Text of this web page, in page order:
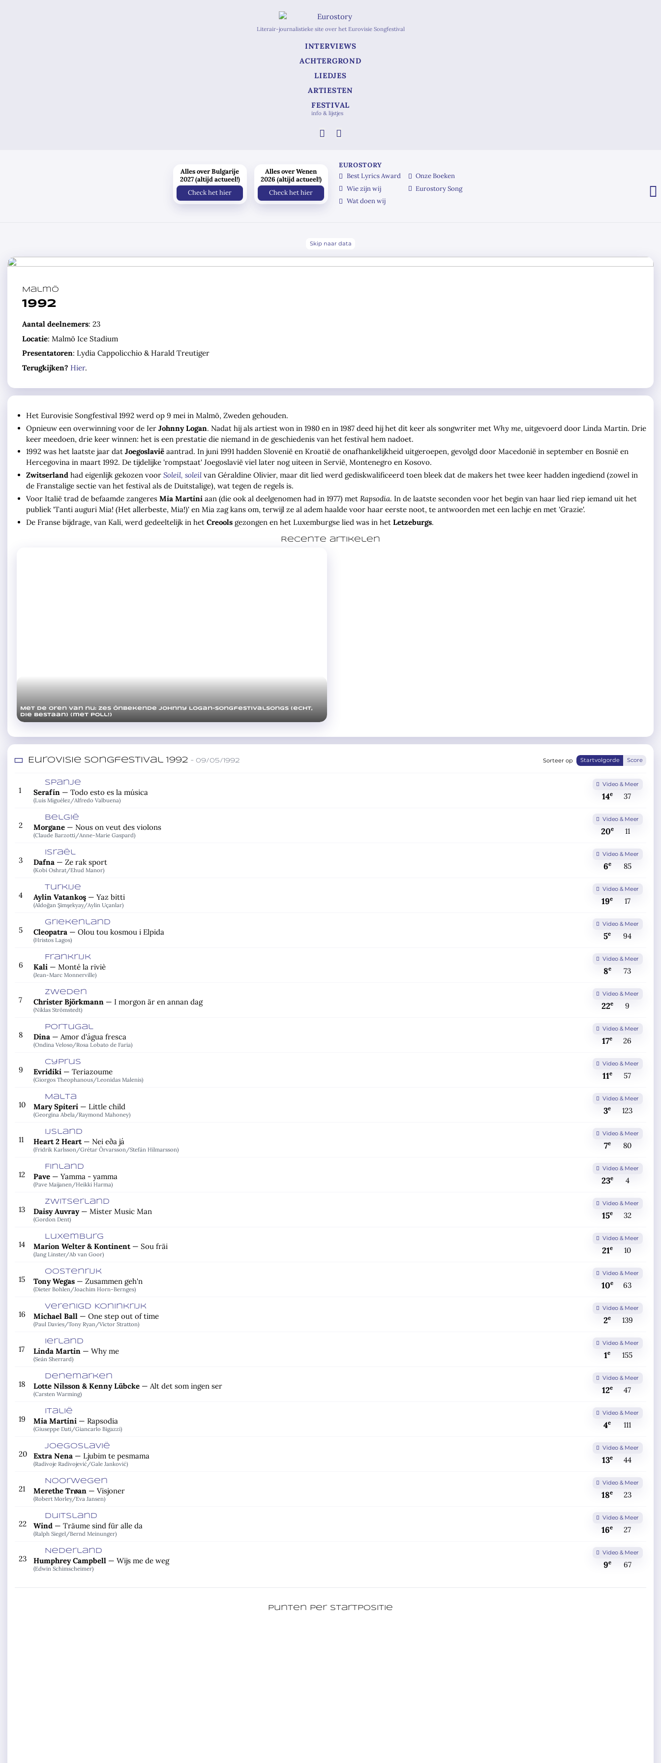
Literair-journalistieke site over het Eurovisie Songfestival
INTERVIEWS
ACHTERGROND
LIEDJES
ARTIESTEN
FESTIVAL
info & lijstjes
Skip naar data
Malmö
1992
Aantal deelnemers: 23
Locatie: Malmö Ice Stadium
Presentatoren: Lydia Cappolicchio & Harald Treutiger
Terugkijken? Hier.
Het Eurovisie Songfestival 1992 werd op 9 mei in Malmö, Zweden gehouden.
Opnieuw een overwinning voor de Ier Johnny Logan. Nadat hij als artiest won in 1980 en in 1987 deed hij het dit keer als songwriter met Why me, uitgevoerd door Linda Martin. Drie
keer meedoen, drie keer winnen: het is een prestatie die niemand in de geschiedenis van het festival hem nadoet.
1992 was het laatste jaar dat Joegoslaviëaantrad. In juni 1991 hadden Slovenië en Kroatië de onafhankelijkheid uitgeroepen, gevolgd door Macedonië in september en Bosnië en
Hercegovina in maart 1992. De tijdelijke 'rompstaat' Joegoslavië viel later nog uiteen in Servië, Montenegro en Kosovo.
Zwitserlandhad eigenlijk gekozen voor Soleil, soleilvan Géraldine Olivier, maar dit lied werd gediskwalificeerd toen bleek dat de makers het twee keer hadden ingediend (zowel in
de Franstalige sectie van het festival als de Duitstalige), wat tegen de regels is.
Voor Italië trad de befaamde zangeres Mia Martini aan (die ook al deelgenomen had in 1977) met Rapsodia. In de laatste seconden voor het begin van haar lied riep iemand uit het
publiek 'Tanti auguri Mia! (Het allerbeste, Mia!)' en Mia zag kans om, terwijl ze al adem haalde voor haar eerste noot, te antwoorden met een lachje en met 'Grazie'.
De Franse bijdrage, van Kali, werd gedeeltelijk in het Creoolsgezongen en het Luxemburgse lied was in het Letzeburgs.
Recente artikelen
Met de oren van nu: zes ónbekende Johnny Logan-songfestivalsongs (echt,
die bestaan) (met poll!)
Eurovisie Songfestival 1992 – 09/05/1992 Sorteer op Startvolgorde Score
1
Spanje
Serafín — Todo esto es la música
(Luis Miguélez/Alfredo Valbuena)
Video & Meer
14e 37
2
België
Morgane— Nous on veut des violons
(Claude Barzotti/Anne-Marie Gaspard)
Video & Meer
20e 11
3
Israël
Dafna — Ze rak sport
(Kobi Oshrat/Ehud Manor)
Video & Meer
6e 85
4
Turkije
Aylin Vatankoş— Yaz bitti
(Aldoğan Şimşekyay/Aylin Uçanlar)
Video & Meer
19e 17
5
Griekenland
Cleopatra — Olou tou kosmou i Elpida
(Hristos Lagos)
Video & Meer
5e 94
6
Frankrijk
Kali — Monté la riviè
(Jean-Marc Monnerville)
Video & Meer
8e 73
7
Zweden
Christer Björkmann — I morgon är en annan dag
(Niklas Strömstedt)
Video & Meer
22e 9
8
Portugal
Dina — Amor d'água fresca
(Ondina Veloso/Rosa Lobato de Faria)
Video & Meer
17e 26
9
Cyprus
Evridiki — Teriazoume
(Giorgos Theophanous/Leonidas Malenis)
Video & Meer
11e 57
10
Malta
Mary Spiteri — Little child
(Georgina Abela/Raymond Mahoney)
Video & Meer
3e 123
11
IJsland
Heart 2 Heart— Nei eða já
(Fridrik Karlsson/Grétar Örvarsson/Stefán Hilmarsson)
Video & Meer
7e 80
12
Finland
Pave— Yamma - yamma
(Pave Maijanen/Heikki Harma)
Video & Meer
23e 4
13
Zwitserland
Daisy Auvray— Mister Music Man
(Gordon Dent)
Video & Meer
15e 32
14
Luxemburg
Marion Welter & Kontinent— Sou fräi
(Jang Linster/Ab van Goor)
Video & Meer
21e 10
15
Oostenrijk
Tony Wegas— Zusammen geh'n
(Dieter Bohlen/Joachim Horn-Bernges)
Video & Meer
10e 63
16
Verenigd Koninkrijk
Michael Ball — One step out of time
(Paul Davies/Tony Ryan/Victor Stratton)
Video & Meer
2e 139
17
Ierland
Linda Martin — Why me
(Seán Sherrard)
Video & Meer
1e 155
18
Denemarken
Lotte Nilsson & Kenny Lübcke— Alt det som ingen ser
(Carsten Warming)
Video & Meer
12e 47
19
Italië
Mia Martini — Rapsodia
(Giuseppe Dati/Giancarlo Bigazzi)
Video & Meer
4e 111
20
Joegoslavië
Extra Nena — Ljubim te pesmama
(Radivoje Radivojević/Gale Janković)
Video & Meer
13e 44
21
Noorwegen
Merethe Trøan — Visjoner
(Robert Morley/Eva Jansen)
Video & Meer
18e 23
22
Duitsland
Wind — Träume sind für alle da
(Ralph Siegel/Bernd Meinunger)
Video & Meer
16e 27
23
Nederland
Humphrey Campbell — Wijs me de weg
(Edwin Schimscheimer)
Video & Meer
9e 67
Punten per startpositie
Alles over Bulgarije
2027 (altijd actueel!)
Check het hier
Alles over Wenen
2026 (altijd actueel!)
Check het hier
EUROSTORY
Best Lyrics Award
Wie zijn wij
Wat doen wij
Onze Boeken
Eurostory Song